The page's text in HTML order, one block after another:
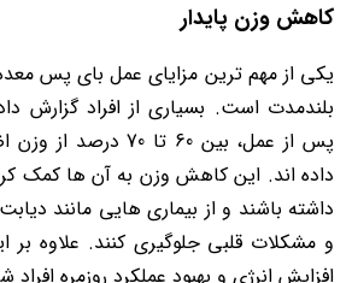
کاهش وزن پایدار
یکی از مهم ترین مزایای عمل بای پس
بلندمدت است. بسیاری از افراد گزارش
پس از عمل، بین 60 تا
داده اند. این کاهش وزن به آن ها کمک
و مشکلات قلبی جلوگیری کنند. علاوه
افزایش انرژی و بهبود عملکرد روزمره